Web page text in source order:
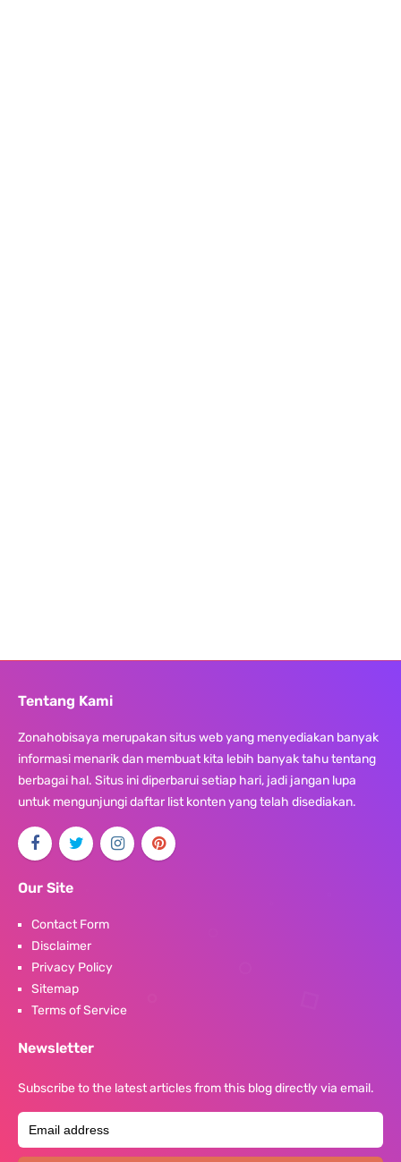
Tentang Kami
Zonahobisaya merupakan situs web yang menyediakan banyak
informasi menarik dan membuat kita lebih banyak tahu tentang
berbagai hal. Situs ini diperbarui setiap hari, jadi jangan lupa
untuk mengunjungi daftar list konten yang telah disediakan.
Our Site
Contact Form
Disclaimer
Privacy Policy
Sitemap
Terms of Service
Newsletter
Subscribe to the latest articles from this blog directly via email.